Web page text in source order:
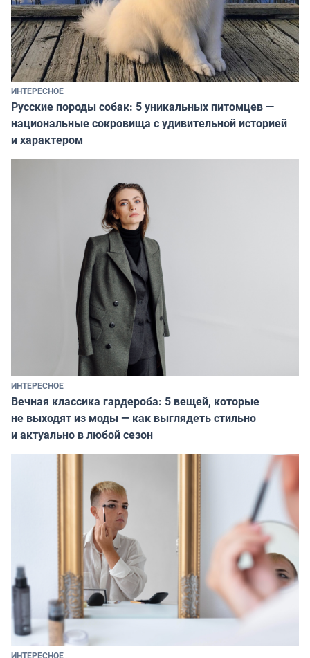
ИНТЕРЕСНОЕ
Русские породы собак: 5 уникальных питомцев —
национальные сокровища с удивительной историей
и характером
ИНТЕРЕСНОЕ
Вечная классика гардероба: 5 вещей, которые
не выходят из моды — как выглядеть стильно
и актуально в любой сезон
ИНТЕРЕСНОЕ